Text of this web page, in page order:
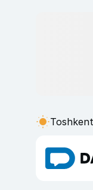
Toshkent